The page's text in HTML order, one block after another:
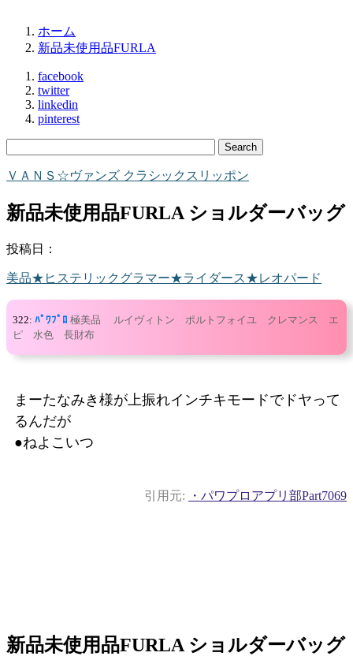
ホーム
新品未使用品FURLA
facebook
twitter
linkedin
pinterest
ＶＡＮＳ☆ヴァンズ クラシックスリッポン
新品未使用品FURLA ショルダーバッグ
投稿日：
美品★ヒステリックグラマー★ライダース★レオパード
322: ﾊﾟﾜﾌﾟﾛ 極美品 ルイヴィトン ポルトフォイユ クレマンス エ
ピ 水色 長財布
まーたなみき様が上振れインチキモードでドヤって
るんだが
●ねよこいつ
引用元: ・パワプロアプリ部Part7069
新品未使用品FURLA ショルダーバッグ